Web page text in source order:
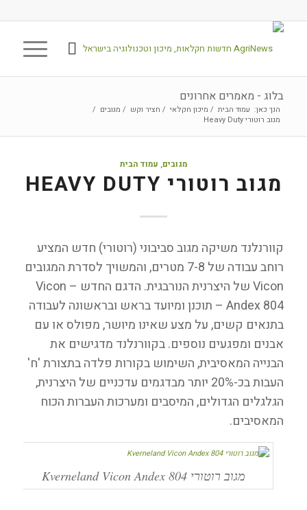
בלוג - מאמרים אחרונים
הנך כאן: עמוד הבית / מיכון חקלאי / חציר וקש / מגובים /
מגוב רוטורי Heavy Duty
מגובים, עמוד הבית
מגוב רוטורי HEAVY DUTY
קוורנלנד משיקה מגוב סביבוני (רוטורי) חדש המציע
רוחב עבודה של 7-8 מטרים, והמשויך לסדרת המגובים
Vicon של היצרנית הנורבגית. הדגם החדש – Vicon
Andex 804 – תוכנן ומיועד בראש ובראשונה לעבודה
בתנאים קשים, על מצע שאינו מיושר, מפולס או עם
אבנים ומפגעים נוספים. בקוורנלנד מדגישים את
הבנייה המאסיבית, השימוש בקורות פלדה בתצורת 'ח'
העבות בכ-20% יותר מבדגמים עדכניים של היצרנית,
הגלגלים הגדולים, המיסבים ומערכות העברות הכוח
המאסיבים.
מגוב רוטורי Kverneland Vicon Andex 804